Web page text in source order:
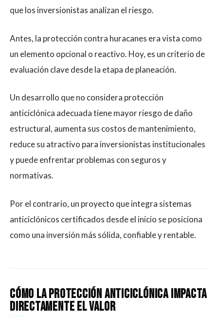
que los inversionistas analizan el riesgo.
Antes, la protección contra huracanes era vista como
un elemento opcional o reactivo. Hoy, es un criterio de
evaluación clave desde la etapa de planeación.
Un desarrollo que no considera protección
anticiclónica adecuada tiene mayor riesgo de daño
estructural, aumenta sus costos de mantenimiento,
reduce su atractivo para inversionistas institucionales
y puede enfrentar problemas con seguros y
normativas.
Por el contrario, un proyecto que integra sistemas
anticiclónicos certificados desde el inicio se posiciona
como una inversión más sólida, confiable y rentable.
Cómo la protección anticiclónica impacta
directamente el valor